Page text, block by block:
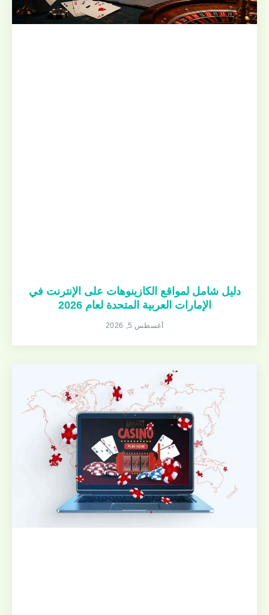
دليل شامل لمواقع الكازينوهات على الإنترنت في
الإمارات العربية المتحدة لعام 2026
أغسطس 5, 2026